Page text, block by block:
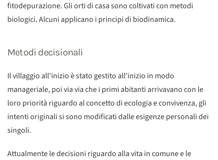
fitodepurazione. Gli orti di casa sono coltivati con metodi
biologici. Alcuni applicano i principi di biodinamica.
Metodi decisionali
Il villaggio all'inizio è stato gestito all'inizio in modo
manageriale, poi via via che i primi abitanti arrivavano con le
loro priorità riguardo al concetto di ecologia e convivenza, gli
intenti originali si sono modificati dalle esigenze personali dei
singoli.
Attualmente le decisioni riguardo alla vita in comune e le